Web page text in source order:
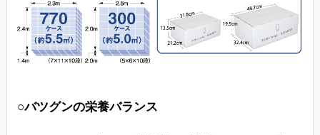
○バツグンの栄養バランス